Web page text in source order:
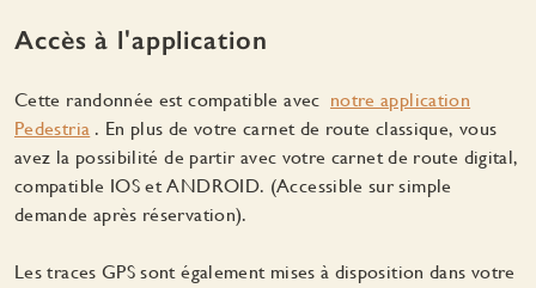
Accès à l'application
Cette randonnée est compatible avec notre application
Pedestria . En plus de votre carnet de route classique, vous
avez la possibilité de partir avec votre carnet de route digital,
compatible IOS et ANDROID. (Accessible sur simple
demande après réservation).
Les traces GPS sont également mises à disposition dans votre